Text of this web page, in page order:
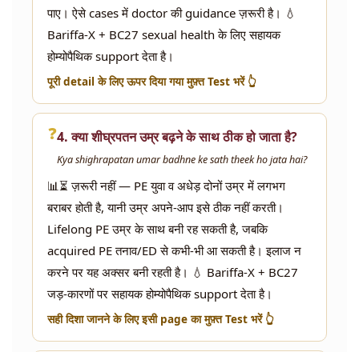
पाए। ऐसे cases में doctor की guidance ज़रूरी है। 💧
Bariffa-X + BC27 sexual health के लिए सहायक
होम्योपैथिक support देता है।
पूरी detail के लिए ऊपर दिया गया मुफ़्त Test भरें 👆
❓4. क्या शीघ्रपतन उम्र बढ़ने के साथ ठीक हो जाता है?
Kya shighrapatan umar badhne ke sath theek ho jata hai?
📊⏳ ज़रूरी नहीं — PE युवा व अधेड़ दोनों उम्र में लगभग
बराबर होती है, यानी उम्र अपने-आप इसे ठीक नहीं करती।
Lifelong PE उम्र के साथ बनी रह सकती है, जबकि
acquired PE तनाव/ED से कभी-भी आ सकती है। इलाज न
करने पर यह अक्सर बनी रहती है। 💧 Bariffa-X + BC27
जड़-कारणों पर सहायक होम्योपैथिक support देता है।
सही दिशा जानने के लिए इसी page का मुफ़्त Test भरें 👆